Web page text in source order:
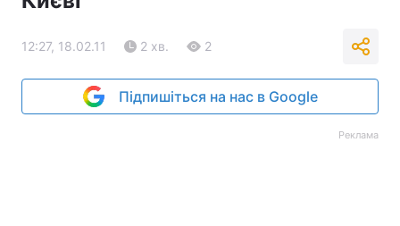
12:27, 18.02.11 2 хв. 2
Підпишіться на нас в Google
Реклама